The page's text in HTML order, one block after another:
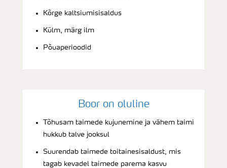
Kõrge kaltsiumisisaldus
Külm, märg ilm
Põuaperioodid
Boor on oluline
Tõhusam taimede kujunemine ja vähem taimi
hukkub talve jooksul
Suurendab taimede toitainesisaldust, mis
tagab kevadel taimede parema kasvu